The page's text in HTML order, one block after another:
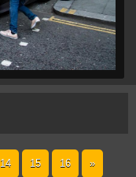
14 15 16 »